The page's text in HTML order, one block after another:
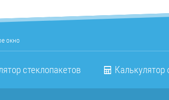
окно
стеклопакетов Калькулятор